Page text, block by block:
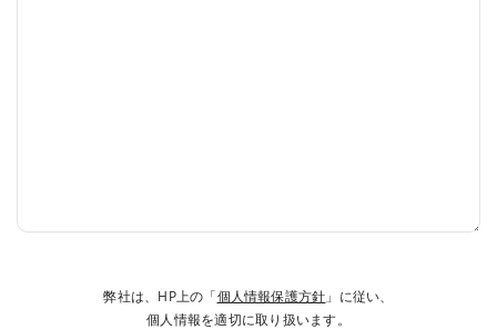
弊社は、HP上の「個人情報保護方針 」に従い、
個人情報を適切に取り扱います。